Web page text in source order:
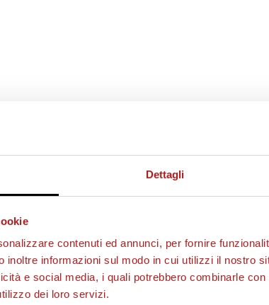
Dettagli
contenuti ed annunci, per fornire
inoltre informazioni sul modo in cui utilizzi il nostro
e social media, i quali potrebbero combinarle
dei loro servizi.